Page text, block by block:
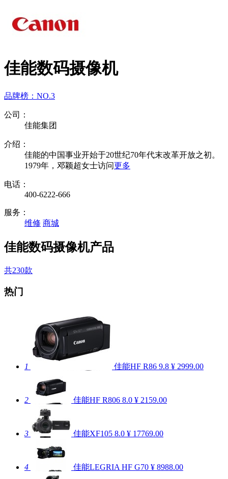
佳能数码摄像机
品牌榜： NO.3
公司：
佳能集团
介绍：
佳能的中国事业开始于20世纪70年代末改革开放之初。
1979年，邓颖超女士访问更多
电话：
400-6222-666
服务：
维修 商城
佳能数码摄像机产品
共230款
热门
1 佳能HF R86 9.8 ¥ 2999.00
2 佳能HF R806 8.0 ¥ 2159.00
3 佳能XF105 8.0 ¥ 17769.00
4 佳能LEGRIA HF G70 ¥ 8988.00